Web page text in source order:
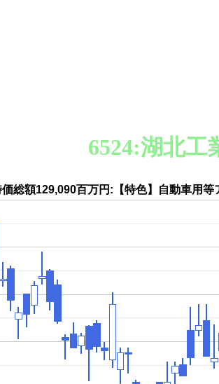
6524:湖北工
価総額129,090百万円:【特色】自動車用